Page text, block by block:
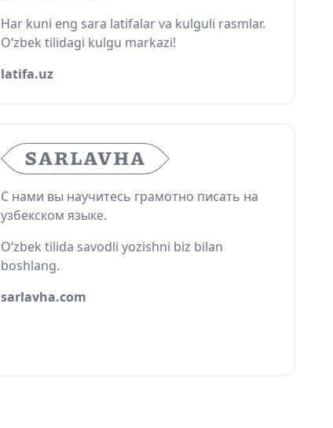
Har kuni eng sara latifalar va kulguli rasmlar.
O‘zbek tilidagi kulgu markazi!
latifa.uz
С нами вы научитесь грамотно писать на
узбекском языке.
O‘zbek tilida savodli yozishni biz bilan
boshlang.
sarlavha.com